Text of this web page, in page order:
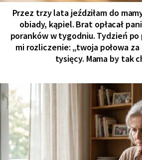
Przez trzy lata jeździłam do
obiady, kąpiel. Brat opłacał
poranków w tygodniu. Tydzień po
mi rozliczenie: „twoja połowa
tysięcy. Mama by tak